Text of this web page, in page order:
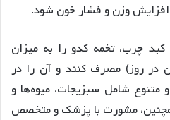
وزن و فشار خون شود.
کبد چرب، تخمه کدو را به میزان
در روز) مصرف کنند و آن را در
متنوع شامل سبزیجات، میوه‌ها و
مشورت با پزشک و متخصص